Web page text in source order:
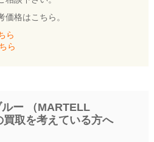
価格はこちら。
ら
ら
ー （MARTELL
取を考えている方へ